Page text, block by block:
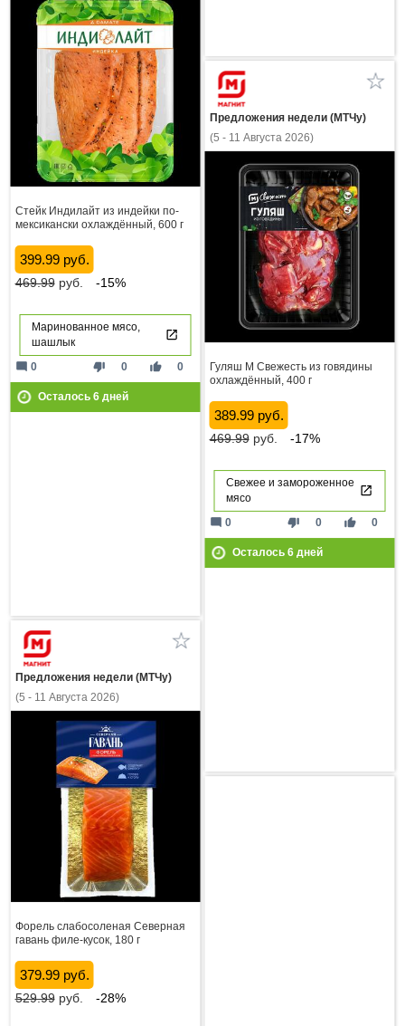
Стейк Индилайт из индейки по-
мексикански охлаждённый, 600 г
399.99 руб.
469.99руб. -15%
Маринованное мясо,
шашлык
thumb_down 0 thumb_up 0
mode_comment 0
Осталось 6дней
Предложения недели (МТЧу)
(5 - 11 Августа 2026)
Гуляш М Свежесть из говядины
охлаждённый, 400 г
389.99 руб.
469.99руб. -17%
Свежее и замороженное
мясо
thumb_down 0 thumb_up 0
mode_comment 0
Осталось 6дней
Предложения недели (МТЧу)
(5 - 11 Августа 2026)
Форель слабосоленая Северная
гавань филе-кусок, 180 г
379.99 руб.
529.99руб. -28%